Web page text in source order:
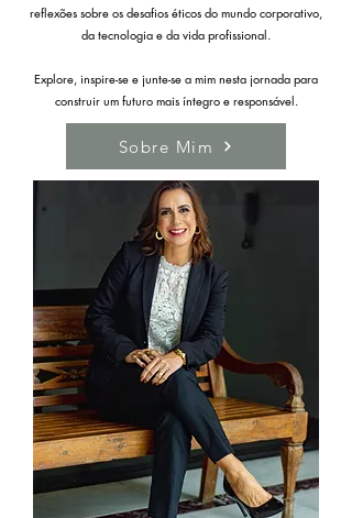
reflexões sobre os desafios éticos do mundo corporativo,
da tecnologia e da vida profissional.
Explore, inspire-se e junte-se a mim nesta jornada para
construir um futuro mais íntegro e responsável.
Sobre Mim